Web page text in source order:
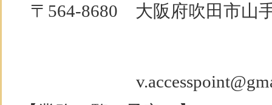
〒564-8680 大阪府吹田市山